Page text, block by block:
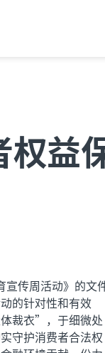
权益
传周活动》的文
的针对性和有效
裁衣”，于细微处
守护消费者合法权